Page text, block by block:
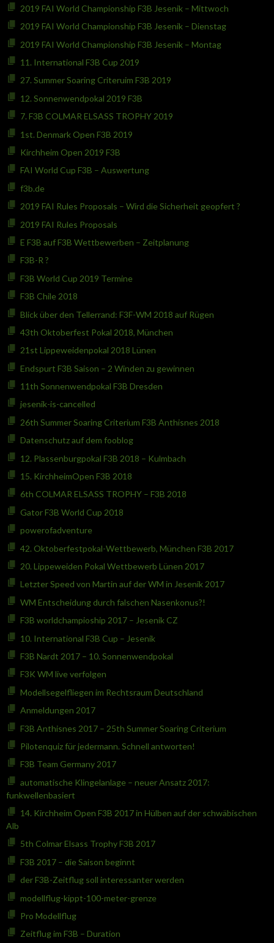
2019 FAI World Championship F3B Jesenik – Mittwoch
2019 FAI World Championship F3B Jesenik – Dienstag
2019 FAI World Championship F3B Jesenik – Montag
11. International F3B Cup 2019
27. Summer Soaring Criteruim F3B 2019
12. Sonnenwendpokal 2019 F3B
7. F3B COLMAR ELSASS TROPHY 2019
1st. Denmark Open F3B 2019
Kirchheim Open 2019 F3B
FAI World Cup F3B – Auswertung
f3b.de
2019 FAI Rules Proposals – Wird die Sicherheit geopfert ?
2019 FAI Rules Proposals
E F3B auf F3B Wettbewerben – Zeitplanung
F3B-R ?
F3B World Cup 2019 Termine
F3B Chile 2018
Blick über den Tellerrand: F3F-WM 2018 auf Rügen
43th Oktoberfest Pokal 2018, München
21st Lippeweidenpokal 2018 Lünen
Endspurt F3B Saison – 2 Winden zu gewinnen
11th Sonnenwendpokal F3B Dresden
jesenik-is-cancelled
26th Summer Soaring Criterium F3B Anthisnes 2018
Datenschutz auf dem fooblog
12. Plassenburgpokal F3B 2018 – Kulmbach
15. KirchheimOpen F3B 2018
6th COLMAR ELSASS TROPHY – F3B 2018
Gator F3B World Cup 2018
powerofadventure
42. Oktoberfestpokal-Wettbewerb, München F3B 2017
20. Lippeweiden Pokal Wettbewerb Lünen 2017
Letzter Speed von Martin auf der WM in Jesenik 2017
WM Entscheidung durch falschen Nasenkonus?!
F3B worldchampioship 2017 – Jesenik CZ
10. International F3B Cup – Jesenik
F3B Nardt 2017 – 10. Sonnenwendpokal
F3K WM live verfolgen
Modellsegelfliegen im Rechtsraum Deutschland
Anmeldungen 2017
F3B Anthisnes 2017 – 25th Summer Soaring Criterium
Pilotenquiz für jedermann. Schnell antworten!
F3B Team Germany 2017
automatische Klingelanlage – neuer Ansatz 2017:
funkwellenbasiert
14. Kirchheim Open F3B 2017 in Hülben auf der schwäbischen
Alb
5th Colmar Elsass Trophy F3B 2017
F3B 2017 – die Saison beginnt
der F3B-Zeitflug soll interessanter werden
modellflug-kippt-100-meter-grenze
Pro Modellflug
Zeitflug im F3B – Duration